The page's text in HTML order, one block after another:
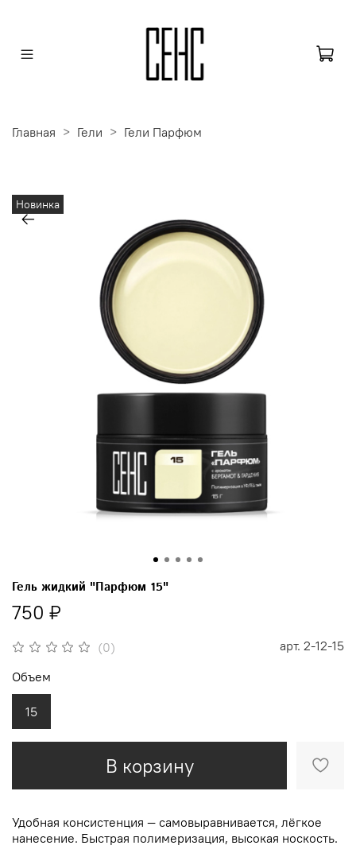
Главная Гели Гели Парфюм
Новинка
(0) арт. 2-12-15
Гель жидкий "Парфюм 15"
750 ₽
В корзину
Объем
15
Удобная консистенция — самовыравнивается, лёгкое
нанесение. Быстрая полимеризация, высокая носкость.